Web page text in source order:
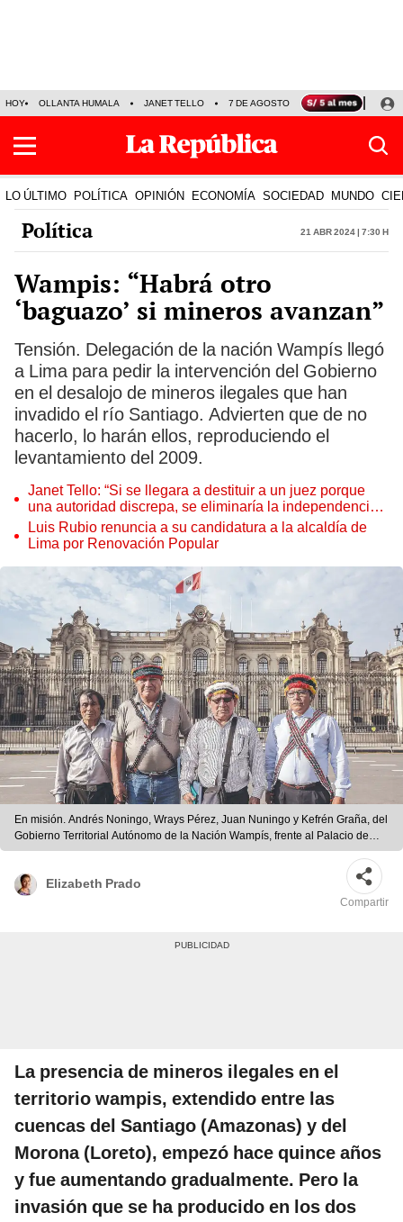
HOY OLLANTA HUMALA JANET TELLO 7 DE AGOSTO TINKA RESULTADOS
LO ÚLTIMO POLÍTICA OPINIÓN ECONOMÍA SOCIEDAD MUNDO
Política 21 Abr 2024 | 7:30 h
Wampis: “Habrá otro
‘baguazo’ si mineros avanzan”
Tensión. Delegación de la nación Wampís llegó
a Lima para pedir la intervención del Gobierno
en el desalojo de mineros ilegales que han
invadido el río Santiago. Advierten que de no
hacerlo, lo harán ellos, reproduciendo el
levantamiento del 2009.
Janet Tello: “Si se llegara a destituir a un juez porque
una autoridad discrepa, se eliminaría la independencia
judicial”
Luis Rubio renuncia a su candidatura a la alcaldía de
Lima por Renovación Popular
En misión. Andrés Noningo, Wrays Pérez, Juan Nuningo y Kefrén Graña, del
Gobierno Territorial Autónomo de la Nación Wampís, frente al Palacio de
Gobierno. Foto: John Reyes
Elizabeth Prado
Compartir
La presencia de mineros ilegales en el
territorio wampis, extendido entre las
cuencas del Santiago (Amazonas) y del
Morona (Loreto), empezó hace quince años
y fue aumentando gradualmente. Pero la
invasión que se ha producido en los dos